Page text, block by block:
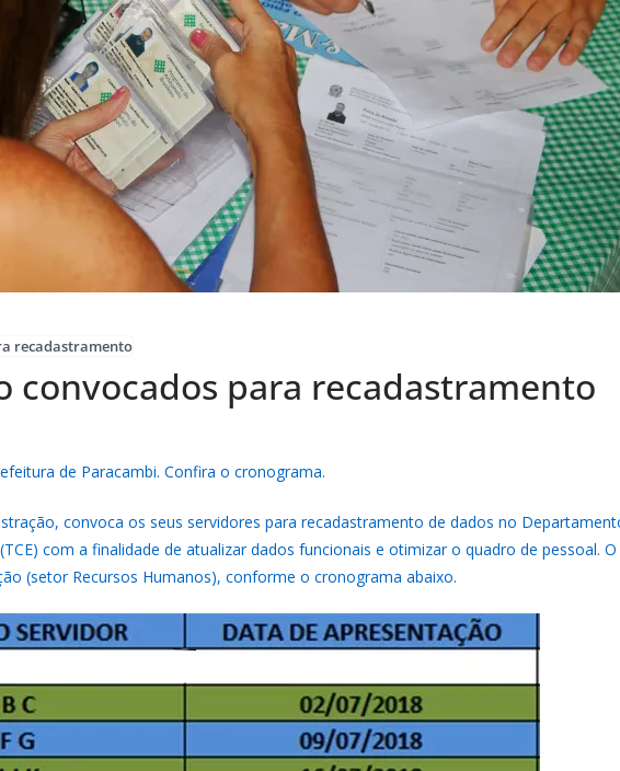
recadastramento
convocados para recadastramento
de Paracambi. Confira o cronograma.
convoca os seus servidores para recadastramento de dados no
com a finalidade de atualizar dados funcionais e otimizar o quadro de pessoal.
(setor Recursos Humanos), conforme o cronograma abaixo.